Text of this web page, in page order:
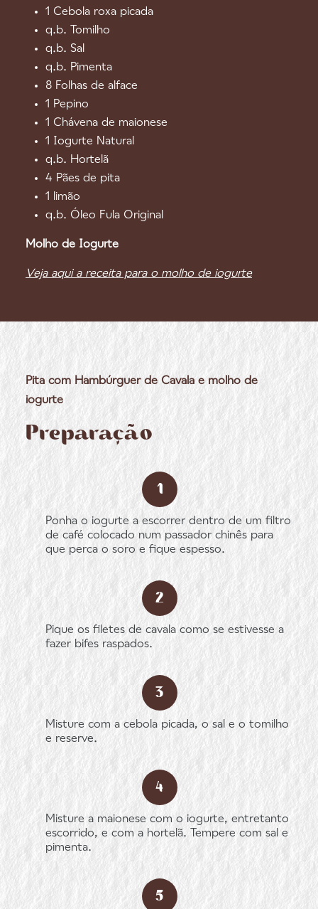
Pita com Hambúrguer de Cavala e molho de
iogurte
Preparação
Ponha o iogurte a escorrer dentro de um filtro
de café colocado num passador chinês para
que perca o soro e fique espesso.
Pique os filetes de cavala como se estivesse a
fazer bifes raspados.
Misture com a cebola picada, o sal e o tomilho
e reserve.
Misture a maionese com o iogurte, entretanto
escorrido, e com a hortelã. Tempere com sal e
pimenta.
1 Cebola roxa picada
q.b. Tomilho
q.b. Sal
q.b. Pimenta
8 Folhas de alface
1 Pepino
1 Chávena de maionese
1 Iogurte Natural
q.b. Hortelã
4 Pães de pita
1 limão
q.b. Óleo Fula Original
Molho de Iogurte
Veja aqui a receita para o molho de iogurte